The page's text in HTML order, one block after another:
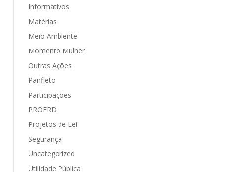
Informativos
Matérias
Meio Ambiente
Momento Mulher
Outras Ações
Panfleto
Participações
PROERD
Projetos de Lei
Segurança
Uncategorized
Utilidade Pública